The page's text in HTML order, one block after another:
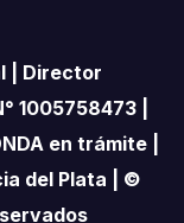
| Director
1005758473 |
en trámite |
del Plata | ©